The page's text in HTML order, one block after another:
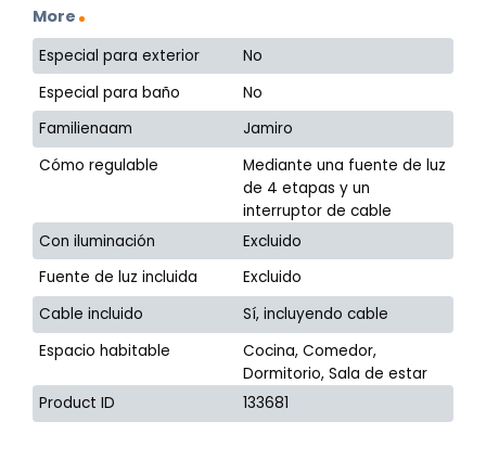
More
Especial para exterior
No
Especial para baño
No
Familienaam
Jamiro
Cómo regulable
Mediante una fuente de luz
de 4 etapas y un
interruptor de cable
Con iluminación
Excluido
Fuente de luz incluida
Excluido
Cable incluido
Sí, incluyendo cable
Espacio habitable
Cocina, Comedor,
Dormitorio, Sala de estar
Product ID
133681